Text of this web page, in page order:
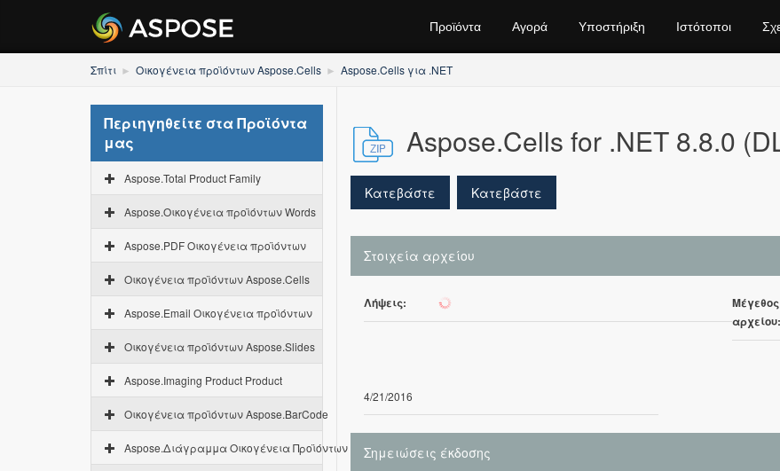
Προϊόντα Αγορά Υποστήριξη Ιστότοποι
Σπίτι Οικογένεια προϊόντων Aspose.Cells Aspose.Cells για .NET
Περιηγηθείτε στα Προϊόντα
μας
Aspose.Total Product Family
Aspose.Οικογένεια προϊόντων Words
Aspose.PDF Οικογένεια προϊόντων
Οικογένεια προϊόντων Aspose.Cells
Aspose.Email Οικογένεια προϊόντων
Οικογένεια προϊόντων Aspose.Slides
Aspose.Imaging Product Product
Οικογένεια προϊόντων Aspose.BarCode
Aspose.Διάγραμμα Οικογένεια Προϊόντων
Aspose.Cells for .NET 8.8.0
Κατεβάστε Κατεβάστε
Στοιχεία αρχείου
Λήψεις: 329
Μέγεθος
αρχείου:
4/21/2016
Σημειώσεις έκδοσης